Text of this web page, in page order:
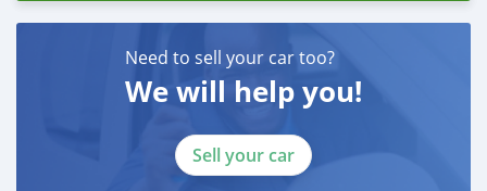
Need to sell your car too?
We will help you!
Sell your car